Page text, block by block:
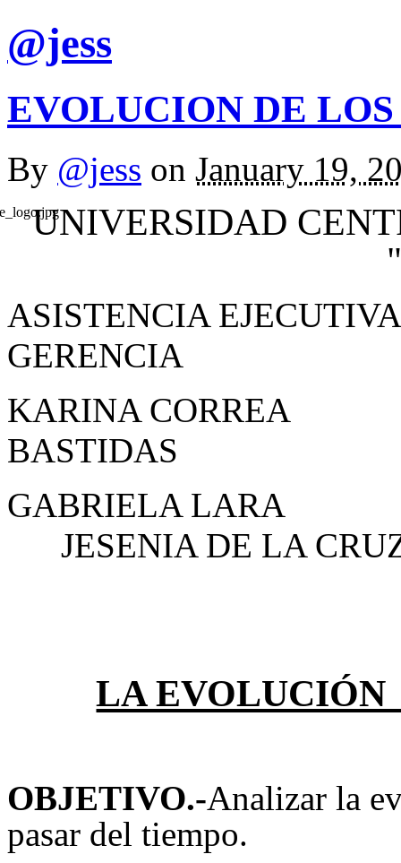
@jess
EVOLUCION DE
By @jess on January 19,
UNIVERSIDAD
ASISTENCIA
GERENCIA
KARINA
BASTIDAS
JESENIA DE LA
LA EVOLUCIÓN
OBJETIVO.-Analizar la
pasar del tiempo.